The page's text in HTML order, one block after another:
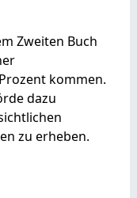
Zweiten Buch
kommen.
dazu
zu erheben.